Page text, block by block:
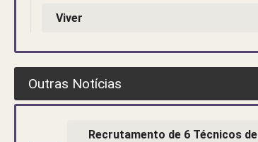
Viver
Outras Notícias
Recrutamento de 6 Técnicos de